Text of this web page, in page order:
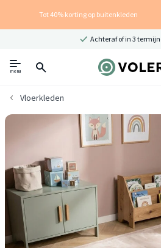
Tot 40% korting op buitenkleden
Achteraf of in 3
menu
Vloerkleden